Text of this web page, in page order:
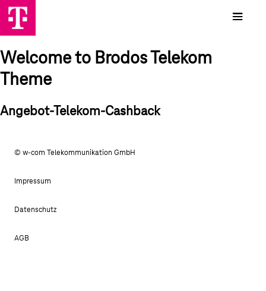
Welcome to Brodos Telekom
Theme
Angebot-Telekom-Cashback
© w-com Telekommunikation GmbH
Impressum
Datenschutz
AGB